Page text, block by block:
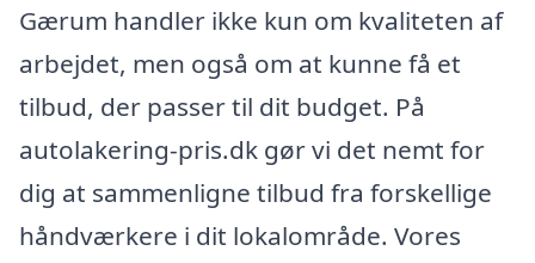
Gærum handler ikke kun om kvaliteten af
arbejdet, men også om at kunne få et
tilbud, der passer til dit budget. På
autolakering-pris.dk gør vi det nemt for
dig at sammenligne tilbud fra forskellige
håndværkere i dit lokalområde. Vores